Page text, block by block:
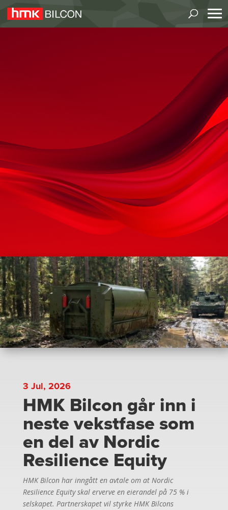
3 Jul, 2026
HMK Bilcon går inn i
neste vekstfase som
en del av Nordic
Resilience Equity
HMK Bilcon har inngått en avtale om at Nordic
Resilience Equity skal erverve en eierandel på 75 % i
selskapet. Partnerskapet vil styrke HMK Bilcons